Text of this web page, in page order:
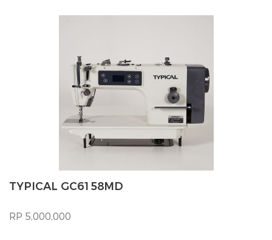
TYPICAL GC6158MD
RP 5,000,000